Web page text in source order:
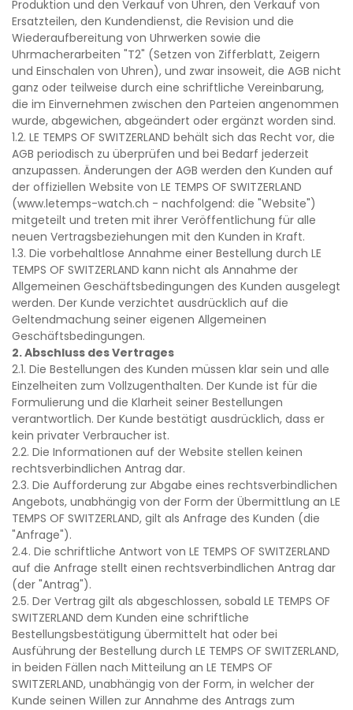
Produktion und den Verkauf von Uhren, den Verkauf von
Ersatzteilen, den Kundendienst, die Revision und die
Wiederaufbereitung von Uhrwerken sowie die
Uhrmacherarbeiten "T2" (Setzen von Zifferblatt, Zeigern
und Einschalen von Uhren), und zwar insoweit, die AGB nicht
ganz oder teilweise durch eine schriftliche Vereinbarung,
die im Einvernehmen zwischen den Parteien angenommen
wurde, abgewichen, abgeändert oder ergänzt worden sind.
1.2. LE TEMPS OF SWITZERLAND behält sich das Recht vor, die
AGB periodisch zu überprüfen und bei Bedarf jederzeit
anzupassen. Änderungen der AGB werden den Kunden auf
der offiziellen Website von LE TEMPS OF SWITZERLAND
(www.letemps-watch.ch - nachfolgend: die "Website")
mitgeteilt und treten mit ihrer Veröffentlichung für alle
neuen Vertragsbeziehungen mit den Kunden in Kraft.
1.3. Die vorbehaltlose Annahme einer Bestellung durch LE
TEMPS OF SWITZERLAND kann nicht als Annahme der
Allgemeinen Geschäftsbedingungen des Kunden ausgelegt
werden. Der Kunde verzichtet ausdrücklich auf die
Geltendmachung seiner eigenen Allgemeinen
Geschäftsbedingungen.
2. Abschluss des Vertrages
2.1. Die Bestellungen des Kunden müssen klar sein und alle
Einzelheiten zum Vollzugenthalten. Der Kunde ist für die
Formulierung und die Klarheit seiner Bestellungen
verantwortlich. Der Kunde bestätigt ausdrücklich, dass er
kein privater Verbraucher ist.
2.2. Die Informationen auf der Website stellen keinen
rechtsverbindlichen Antrag dar.
2.3. Die Aufforderung zur Abgabe eines rechtsverbindlichen
Angebots, unabhängig von der Form der Übermittlung an LE
TEMPS OF SWITZERLAND, gilt als Anfrage des Kunden (die
"Anfrage").
2.4. Die schriftliche Antwort von LE TEMPS OF SWITZERLAND
auf die Anfrage stellt einen rechtsverbindlichen Antrag dar
(der "Antrag").
2.5. Der Vertrag gilt als abgeschlossen, sobald LE TEMPS OF
SWITZERLAND dem Kunden eine schriftliche
Bestellungsbestätigung übermittelt hat oder bei
Ausführung der Bestellung durch LE TEMPS OF SWITZERLAND,
in beiden Fällen nach Mitteilung an LE TEMPS OF
SWITZERLAND, unabhängig von der Form, in welcher der
Kunde seinen Willen zur Annahme des Antrags zum